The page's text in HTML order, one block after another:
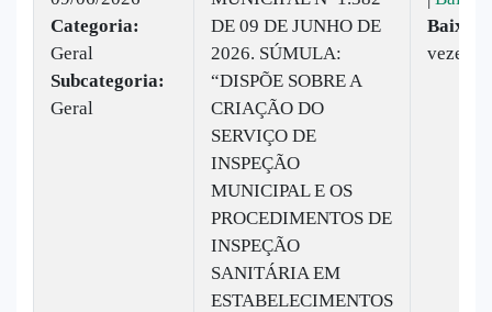
Categoria:
Geral
Subcategoria:
Geral
DE 09 DE JUNHO DE
2026. SÚMULA:
“DISPÕE SOBRE A
CRIAÇÃO DO
SERVIÇO DE
INSPEÇÃO
MUNICIPAL E OS
PROCEDIMENTOS DE
INSPEÇÃO
SANITÁRIA EM
ESTABELECIMENTOS
vezes